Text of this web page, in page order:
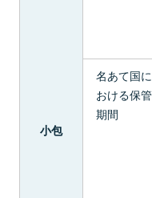
小包
名あて国に
おける保管
期間